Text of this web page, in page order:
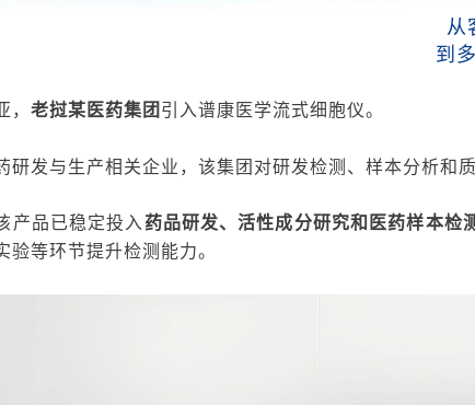
从
到
老挝某医药集团引入谱康医学流式细胞仪。
研发与生产相关企业，该集团对研发检测、样本分析和
产品已稳定投入药品研发、活性成分研究和医药样本检
验等环节提升检测能力。